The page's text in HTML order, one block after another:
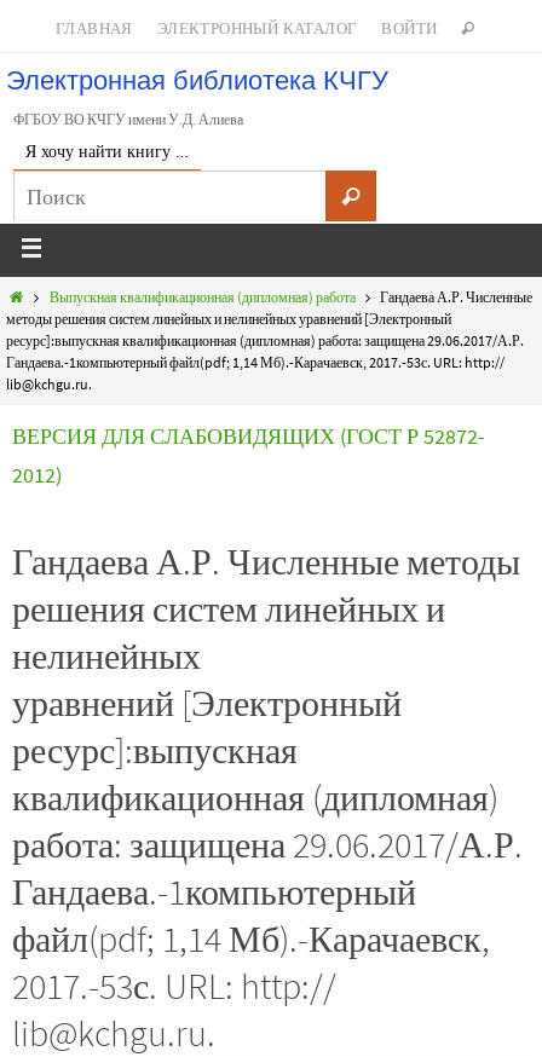
ГЛАВНАЯ ЭЛЕКТРОННЫЙ КАТАЛОГ ВОЙТИ
Электронная библиотека КЧГУ
ФГБОУ ВО КЧГУ имени У.Д. Алиева
Я хочу найти книгу …
Выпускная квалификационная (дипломная) работа
Гандаева А.Р. Численные
методы решения систем линейных и нелинейных уравнений [Электронный
ресурс]:выпускная квалификационная (дипломная) работа: защищена 29.06.2017/А.Р.
Гандаева.-1компьютерный файл(pdf; 1,14 Мб).-Карачаевск, 2017.-53с. URL: http://
lib@kchgu.ru.
ВЕРСИЯ ДЛЯ СЛАБОВИДЯЩИХ (ГОСТ Р 52872-
2012)
Гандаева А.Р. Численные методы
решения систем линейных и
нелинейных
уравнений [Электронный
ресурс]:выпускная
квалификационная (дипломная)
работа: защищена 29.06.2017/А.Р.
Гандаева.-1компьютерный
файл(pdf; 1,14 Мб).-Карачаевск,
2017.-53с. URL: http://
lib@kchgu.ru.